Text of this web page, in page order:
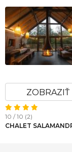
ZOBRAZIŤ
10 / 10 (2)
CHALET